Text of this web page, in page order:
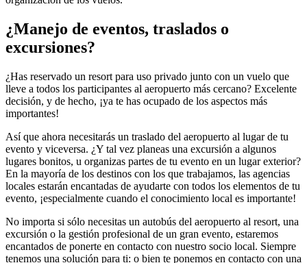
¿Manejo de eventos, traslados o
excursiones?
¿Has reservado un resort para uso privado junto con un vuelo que
lleve a todos los participantes al aeropuerto más cercano? Excelente
decisión, y de hecho, ¡ya te has ocupado de los aspectos más
importantes!
Así que ahora necesitarás un traslado del aeropuerto al lugar de tu
evento y viceversa. ¿Y tal vez planeas una excursión a algunos
lugares bonitos, u organizas partes de tu evento en un lugar exterior?
En la mayoría de los destinos con los que trabajamos, las agencias
locales estarán encantadas de ayudarte con todos los elementos de tu
evento, ¡especialmente cuando el conocimiento local es importante!
No importa si sólo necesitas un autobús del aeropuerto al resort, una
excursión o la gestión profesional de un gran evento, estaremos
encantados de ponerte en contacto con nuestro socio local. Siempre
tenemos una solución para ti: o bien te ponemos en contacto con una